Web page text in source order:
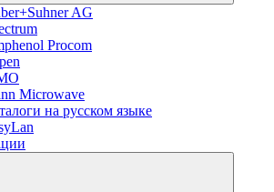
AG
Procom
Microwave
на русском языке